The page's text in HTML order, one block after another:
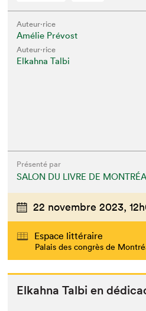
Auteur·rice
Amélie Prévost
Auteur·rice
Elkahna Talbi
Présenté par
SALON DU LIVRE DE
22 novembre 2023,
Espace littéraire
Palais des congrès de
Elka­h­na Tal­bi en